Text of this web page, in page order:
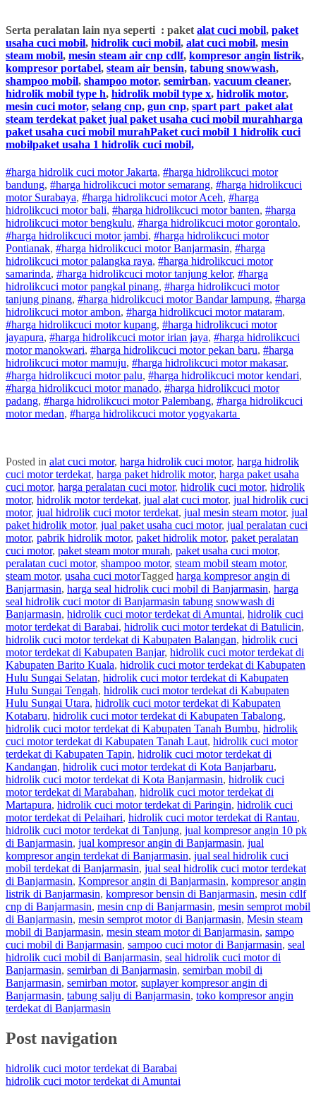
Serta peralatan lain nya seperti : paket alat cuci mobil, paket
usaha cuci mobil, hidrolik cuci mobil, alat cuci mobil, mesin
steam mobil, mesin steam air cnp cdlf, kompresor angin listrik,
kompresor portabel, steam air bensin, tabung snowwash,
shampoo mobil, shampoo motor, semirban, vacuum cleaner,
hidrolik mobil type h, hidrolik mobil type x, hidrolik motor,
mesin cuci motor, selang cnp, gun cnp, spart part paket alat
steam terdekat paket jual paket usaha cuci mobil murahharga
paket usaha cuci mobil murahPaket cuci mobil 1 hidrolik cuci
mobilpaket usaha 1 hidrolik cuci mobil,
#harga hidrolik cuci motor Jakarta, #harga hidrolikcuci motor
bandung, #harga hidrolikcuci motorsemarang, #harga hidrolikcuci
motorSurabaya, #harga hidrolikcuci motorAceh, #harga
hidrolikcuci motorbali, #harga hidrolikcuci motorbanten, #harga
hidrolikcuci motorbengkulu, #harga hidrolikcuci motorgorontalo,
#harga hidrolikcuci motorjambi, #harga hidrolikcuci motor
Pontianak, #harga hidrolikcuci motorBanjarmasin, #harga
hidrolikcuci motorpalangka raya, #harga hidrolikcuci motor
samarinda, #harga hidrolikcuci motortanjung kelor, #harga
hidrolikcuci motorpangkal pinang, #harga hidrolikcuci motor
tanjung pinang, #harga hidrolikcuci motorBandar lampung, #harga
hidrolikcuci motorambon, #harga hidrolikcuci motormataram,
#harga hidrolikcuci motorkupang, #harga hidrolikcuci motor
jayapura, #harga hidrolikcuci motoririan jaya, #harga hidrolikcuci
motormanokwari, #harga hidrolikcuci motorpekan baru, #harga
hidrolikcuci motormamuju, #harga hidrolikcuci motormakasar,
#harga hidrolikcuci motorpalu, #harga hidrolikcuci motorkendari,
#harga hidrolikcuci motormanado, #harga hidrolikcuci motor
padang, #harga hidrolikcuci motorPalembang, #harga hidrolikcuci
motormedan, #harga hidrolikcuci motoryogyakarta
Posted in alat cuci motor, harga hidrolik cuci motor, harga hidrolik
cuci motor terdekat, harga paket hidrolik motor, harga paket usaha
cuci motor, harga peralatan cuci motor, hidrolik cuci motor, hidrolik
motor, hidrolik motor terdekat, jual alat cuci motor, jual hidrolik cuci
motor, jual hidrolik cuci motor terdekat, jual mesin steam motor, jual
paket hidrolik motor, jual paket usaha cuci motor, jual peralatan cuci
motor, pabrik hidrolik motor, paket hidrolik motor, paket peralatan
cuci motor, paket steam motor murah, paket usaha cuci motor,
peralatan cuci motor, shampoo motor, steam mobil steam motor,
steam motor, usaha cuci motorTagged harga kompresor angin di
Banjarmasin, harga seal hidrolik cuci mobil di Banjarmasin, harga
seal hidrolik cuci motor di Banjarmasin tabung snowwash di
Banjarmasin, hidrolik cuci motor terdekat di Amuntai, hidrolik cuci
motor terdekat di Barabai, hidrolik cuci motor terdekat di Batulicin,
hidrolik cuci motor terdekat di Kabupaten Balangan, hidrolik cuci
motor terdekat di Kabupaten Banjar, hidrolik cuci motor terdekat di
Kabupaten Barito Kuala, hidrolik cuci motor terdekat di Kabupaten
Hulu Sungai Selatan, hidrolik cuci motor terdekat di Kabupaten
Hulu Sungai Tengah, hidrolik cuci motor terdekat di Kabupaten
Hulu Sungai Utara, hidrolik cuci motor terdekat di Kabupaten
Kotabaru, hidrolik cuci motor terdekat di Kabupaten Tabalong,
hidrolik cuci motor terdekat di Kabupaten Tanah Bumbu, hidrolik
cuci motor terdekat di Kabupaten Tanah Laut, hidrolik cuci motor
terdekat di Kabupaten Tapin, hidrolik cuci motor terdekat di
Kandangan, hidrolik cuci motor terdekat di Kota Banjarbaru,
hidrolik cuci motor terdekat di Kota Banjarmasin, hidrolik cuci
motor terdekat di Marabahan, hidrolik cuci motor terdekat di
Martapura, hidrolik cuci motor terdekat di Paringin, hidrolik cuci
motor terdekat di Pelaihari, hidrolik cuci motor terdekat di Rantau,
hidrolik cuci motor terdekat di Tanjung, jual kompresor angin 10 pk
di Banjarmasin, jual kompresor angin di Banjarmasin, jual
kompresor angin terdekat di Banjarmasin, jual seal hidrolik cuci
mobil terdekat di Banjarmasin, jual seal hidrolik cuci motor terdekat
di Banjarmasin, Kompresor angin di Banjarmasin, kompresor angin
listrik di Banjarmasin, kompresor bensin di Banjarmasin, mesin cdlf
cnp di Banjarmasin, mesin cnp di Banjarmasin, mesin semprot mobil
di Banjarmasin, mesin semprot motor di Banjarmasin, Mesin steam
mobil di Banjarmasin, mesin steam motor di Banjarmasin, sampo
cuci mobil di Banjarmasin, sampoo cuci motor di Banjarmasin, seal
hidrolik cuci mobil di Banjarmasin, seal hidrolik cuci motor di
Banjarmasin, semirban di Banjarmasin, semirban mobil di
Banjarmasin, semirban motor, suplayer kompresor angin di
Banjarmasin, tabung salju di Banjarmasin, toko kompresor angin
terdekat di Banjarmasin
Post navigation
hidrolik cuci motor terdekat di Barabai
hidrolik cuci motor terdekat di Amuntai